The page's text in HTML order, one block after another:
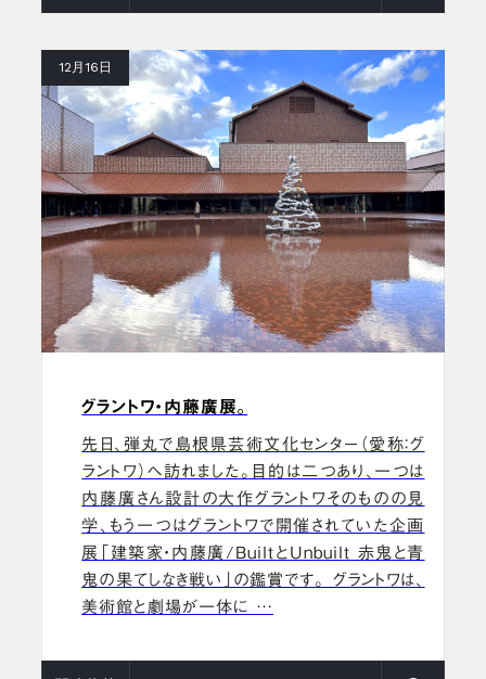
12月16日
グラントワ・内藤廣展。
先日、弾丸で島根県芸術文化センター（愛称：グ
ラントワ）へ訪れました。目的は二つあり、一つは
内藤廣さん設計の大作グラントワそのものの見
学、もう一つはグラントワで開催されていた企画
展「建築家・内藤廣/BuiltとUnbuilt 赤鬼と青
鬼の果てしなき戦い」の鑑賞です。 グラントワは、
美術館と劇場が一体に …